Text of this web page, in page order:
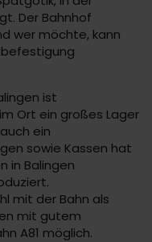
Der Bahnhof
wer möchte, kann
ist
Ort ein großes Lager
ein
sowie Kassen hat
in Balingen
mit der Bahn als
mit gutem
A81 möglich.